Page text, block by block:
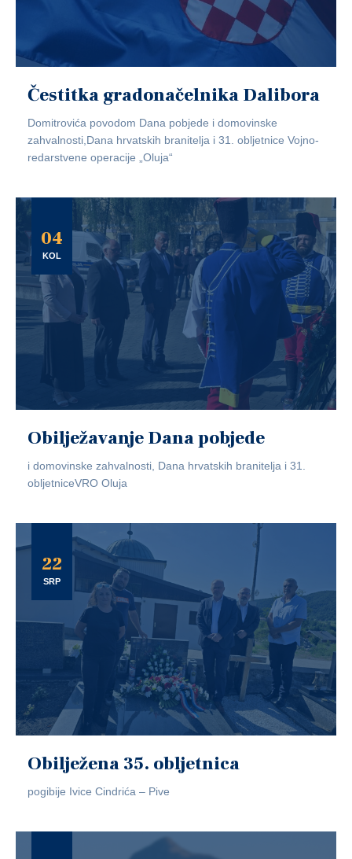
Čestitka gradonačelnika Dalibora
Domitrovića povodom Dana pobjede i domovinske
zahvalnosti,Dana hrvatskih branitelja i 31. obljetnice Vojno-
redarstvene operacije „Oluja“
04
KOL
Obilježavanje Dana pobjede
i domovinske zahvalnosti, Dana hrvatskih branitelja i 31.
obljetniceVRO Oluja
22
SRP
Obilježena 35. obljetnica
pogibije Ivice Cindrića – Pive